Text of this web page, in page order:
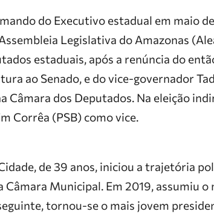
do Executivo estadual em maio
Legislativa do Amazonas
estaduais, após a renúncia do
ao Senado, e do vice-governador
Câmara dos Deputados. Na eleição
Corrêa (PSB) como vice.
de 39 anos, iniciou a trajetória
Câmara Municipal. Em 2019, assumiu o
tornou-se o mais jovem